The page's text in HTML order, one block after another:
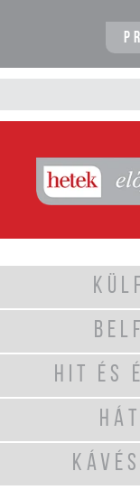
HIT ÉS